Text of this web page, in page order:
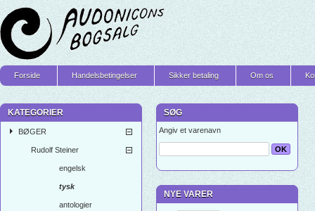
Forside Handelsbetingelser Sikker betaling Om os
KATEGORIER
BØGER
Rudolf Steiner
engelsk
tysk
antologier
SØG
Angiv et varenavn
NYE VARER